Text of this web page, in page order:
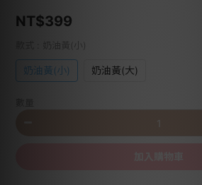
NT$399
: 奶油黃(小)
奶油黃(小) 奶油黃(大)